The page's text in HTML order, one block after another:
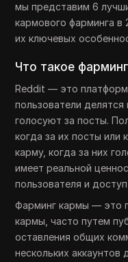
мы представим 6
кармового фарминга в
их ключевых
Что такое
Reddit — это
пользователи
голосуют за посты.
когда за их посты или
карму, когда за них
имеет реальной
пользователя и
Фарминг кармы — это
кармы, часто путем
оставления общих
нескольких